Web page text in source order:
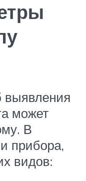
выявления
может
В
прибора,
видов: